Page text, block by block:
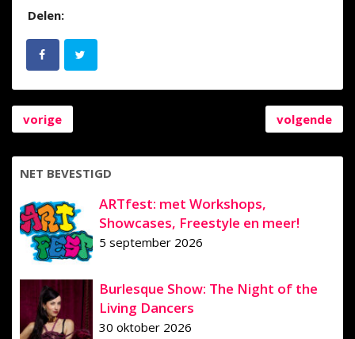
Delen:
vorige volgende
NET BEVESTIGD
ARTfest: met Workshops,
Showcases, Freestyle en meer!
5 september 2026
Burlesque Show: The Night of the
Living Dancers
30 oktober 2026